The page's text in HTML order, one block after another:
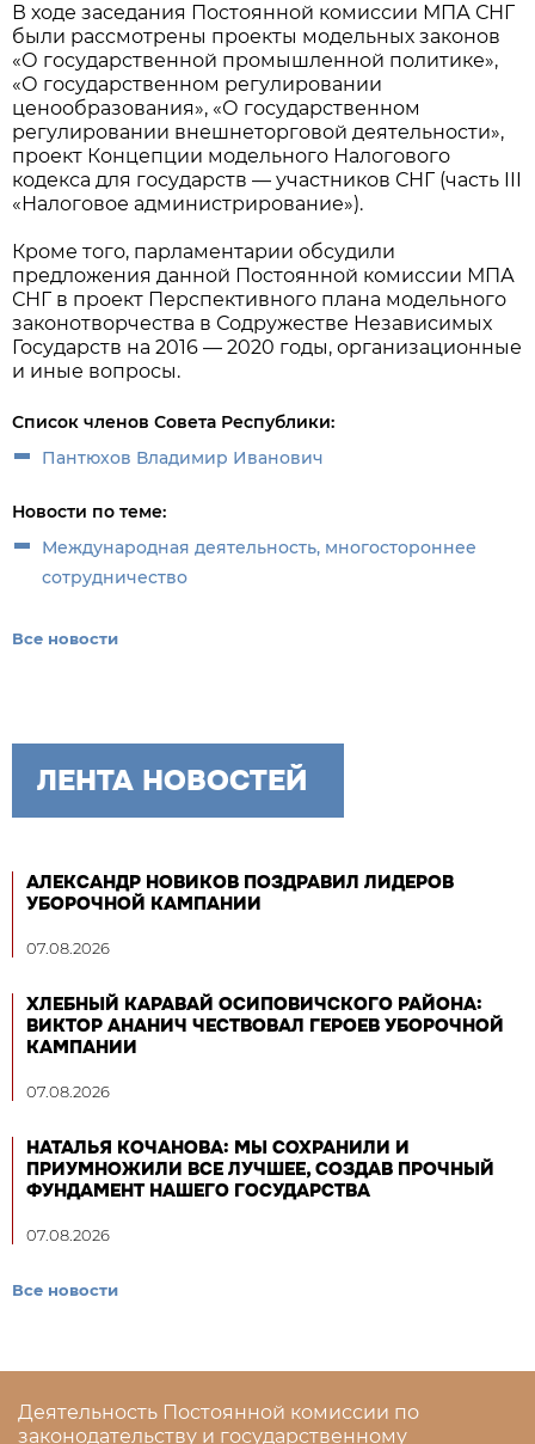
В ходе заседания Постоянной комиссии МПА СНГ
были рассмотрены проекты модельных законов
«О государственной промышленной политике»,
«О государственном регулировании
ценообразования», «О государственном
регулировании внешнеторговой деятельности»,
проект Концепции модельного Налогового
кодекса для государств — участников СНГ (часть III
«Налоговое администрирование»).
Кроме того, парламентарии обсудили
предложения данной Постоянной комиссии МПА
СНГ в проект Перспективного плана модельного
законотворчества в Содружестве Независимых
Государств на 2016 — 2020 годы, организационные
и иные вопросы.
Список членов Совета Республики:
Пантюхов Владимир Иванович
Новости по теме:
Международная деятельность, многостороннее
сотрудничество
Все новости
ЛЕНТА НОВОСТЕЙ
АЛЕКСАНДР НОВИКОВ ПОЗДРАВИЛ ЛИДЕРОВ
УБОРОЧНОЙ КАМПАНИИ
07.08.2026
ХЛЕБНЫЙ КАРАВАЙ ОСИПОВИЧСКОГО РАЙОНА:
ВИКТОР АНАНИЧ ЧЕСТВОВАЛ ГЕРОЕВ УБОРОЧНОЙ
КАМПАНИИ
07.08.2026
НАТАЛЬЯ КОЧАНОВА: МЫ СОХРАНИЛИ И
ПРИУМНОЖИЛИ ВСЕ ЛУЧШЕЕ, СОЗДАВ ПРОЧНЫЙ
ФУНДАМЕНТ НАШЕГО ГОСУДАРСТВА
07.08.2026
Все новости
Деятельность Постоянной комиссии по
законодательству и государственному